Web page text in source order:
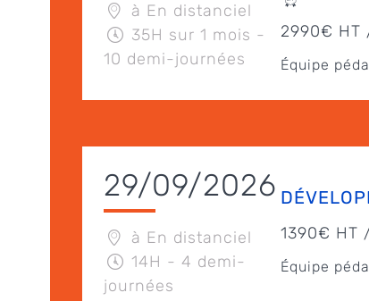
à En distanciel
35H sur 1 mois -
10 demi-journées
2990€ HT
Équipe
29/09/2026
à En distanciel
14H - 4 demi-
journées
1390€ HT
Équipe